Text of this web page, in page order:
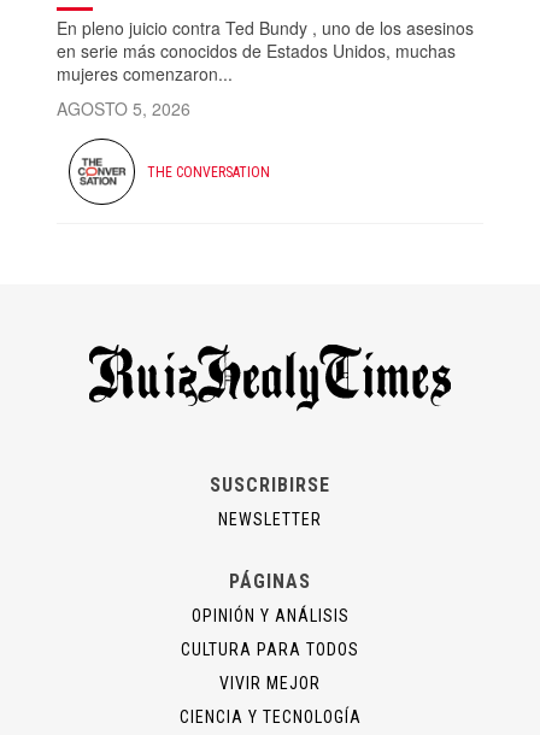
En pleno juicio contra Ted Bundy , uno de los asesinos
en serie más conocidos de Estados Unidos, muchas
mujeres comenzaron...
AGOSTO 5, 2026
THE CONVERSATION
SUSCRIBIRSE
NEWSLETTER
PÁGINAS
OPINIÓN Y ANÁLISIS
CULTURA PARA TODOS
VIVIR MEJOR
CIENCIA Y TECNOLOGÍA